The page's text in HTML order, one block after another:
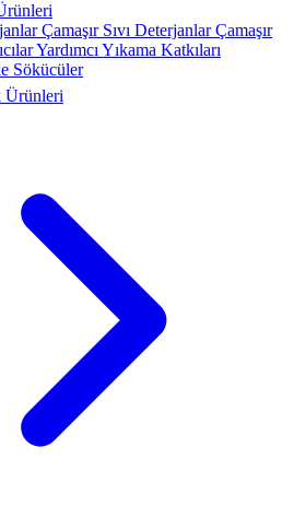
Çamaşır Sıvı DeterjanlarÇamaşır
Yardımcı Yıkama Katkıları
Sökücüler
Ürünleri